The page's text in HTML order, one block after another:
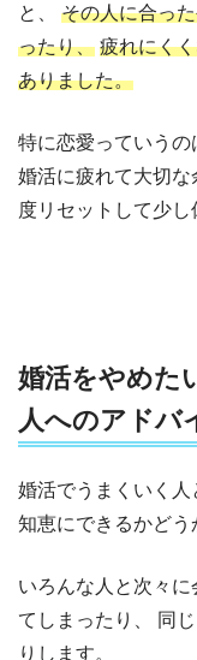
と、
その人に合っ
ったり、 疲れにく
ありました。
特に恋愛っていうの
婚活に疲れて大切な
度リセットして少し
婚活をやめた
人へのアドバ
婚活でうまくいく人
知恵にできるかどう
いろんな人と次々に
てしまったり、
同
りします。